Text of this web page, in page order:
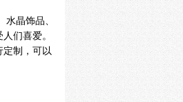
晶饰品、
们喜爱。
定制，可以